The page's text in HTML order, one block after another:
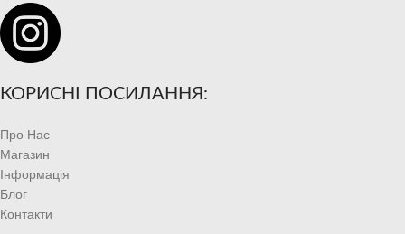
КОРИСНІ ПОСИЛАННЯ:
Про Нас
Магазин
Інформація
Блог
Контакти